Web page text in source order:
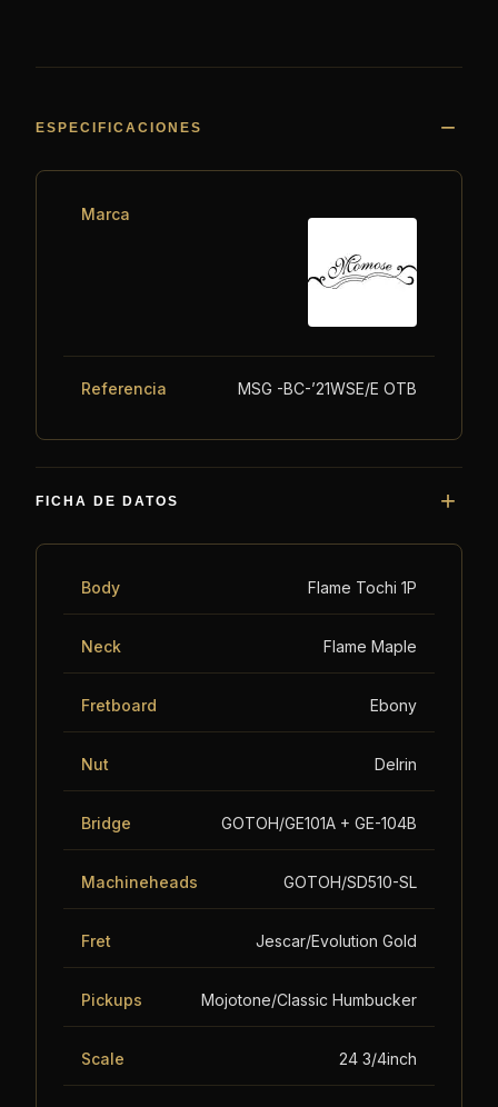
ESPECIFICACIONES
Marca
Referencia MSG -BC-’21WSE/E OTB
FICHA DE DATOS
Body Flame Tochi 1P
Neck Flame Maple
Fretboard Ebony
Nut Delrin
Bridge GOTOH/GE101A + GE-104B
Machineheads GOTOH/SD510-SL
Fret Jescar/Evolution Gold
Pickups Mojotone/Classic Humbucker
Scale 24 3/4inch